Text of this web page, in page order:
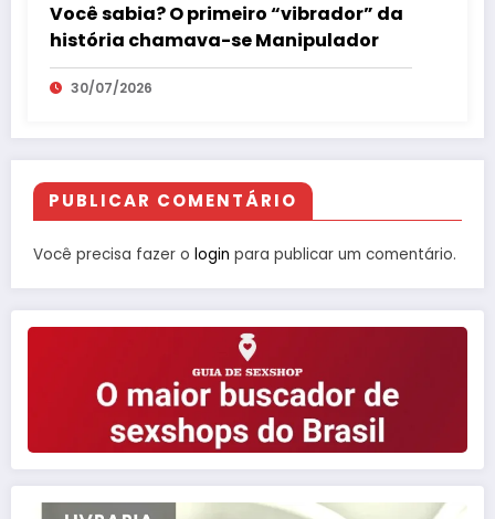
Você sabia? O primeiro “vibrador” da
história chamava-se Manipulador
30/07/2026
PUBLICAR COMENTÁRIO
Você precisa fazer o login para publicar um comentário.